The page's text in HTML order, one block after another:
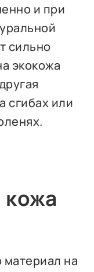
и при
сильно
экокожа
сгибах или
кожа
материал на